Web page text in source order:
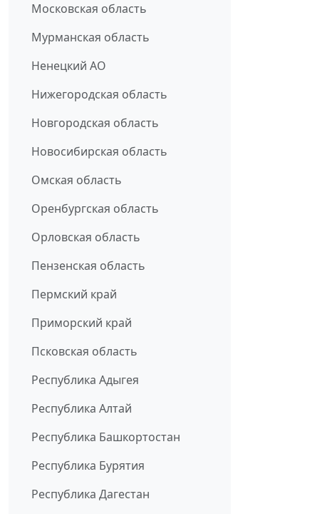
Московская область
Мурманская область
Ненецкий АО
Нижегородская область
Новгородская область
Новосибирская область
Омская область
Оренбургская область
Орловская область
Пензенская область
Пермский край
Приморский край
Псковская область
Республика Адыгея
Республика Алтай
Республика Башкортостан
Республика Бурятия
Республика Дагестан